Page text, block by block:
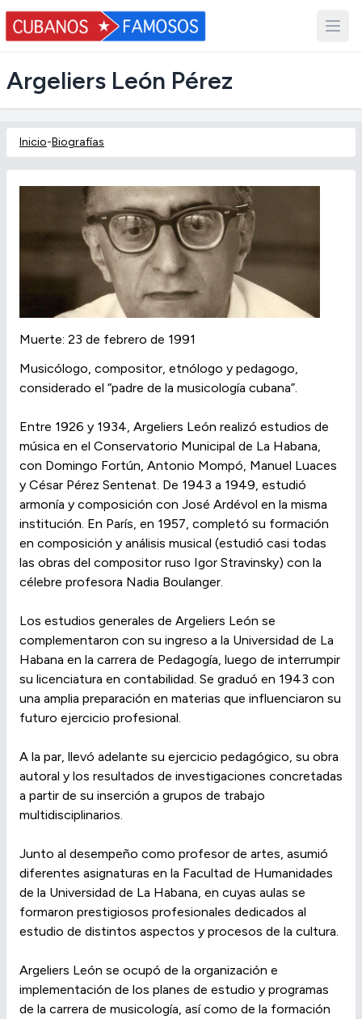
Argeliers León Pérez
Inicio-Biografías
Muerte: 23 de febrero de 1991
Musicólogo, compositor, etnólogo y pedagogo,
considerado el “padre de la musicología cubana”.
Entre 1926 y 1934, Argeliers León realizó estudios de
música en el Conservatorio Municipal de La Habana,
con Domingo Fortún, Antonio Mompó, Manuel Luaces
y César Pérez Sentenat. De 1943 a 1949, estudió
armonía y composición con José Ardévol en la misma
institución. En París, en 1957, completó su formación
en composición y análisis musical (estudió casi todas
las obras del compositor ruso Igor Stravinsky) con la
célebre profesora Nadia Boulanger.
Los estudios generales de Argeliers León se
complementaron con su ingreso a la Universidad de La
Habana en la carrera de Pedagogía, luego de interrumpir
su licenciatura en contabilidad. Se graduó en 1943 con
una amplia preparación en materias que influenciaron su
futuro ejercicio profesional.
A la par, llevó adelante su ejercicio pedagógico, su obra
autoral y los resultados de investigaciones concretadas
a partir de su inserción a grupos de trabajo
multidisciplinarios.
Junto al desempeño como profesor de artes, asumió
diferentes asignaturas en la Facultad de Humanidades
de la Universidad de La Habana, en cuyas aulas se
formaron prestigiosos profesionales dedicados al
estudio de distintos aspectos y procesos de la cultura.
Argeliers León se ocupó de la organización e
implementación de los planes de estudio y programas
de la carrera de musicología, así como de la formación